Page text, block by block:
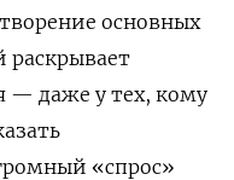
основных
раскрывает
— даже у тех, кому
«спрос»